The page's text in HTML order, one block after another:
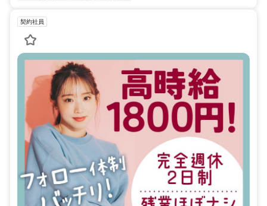
契約社員